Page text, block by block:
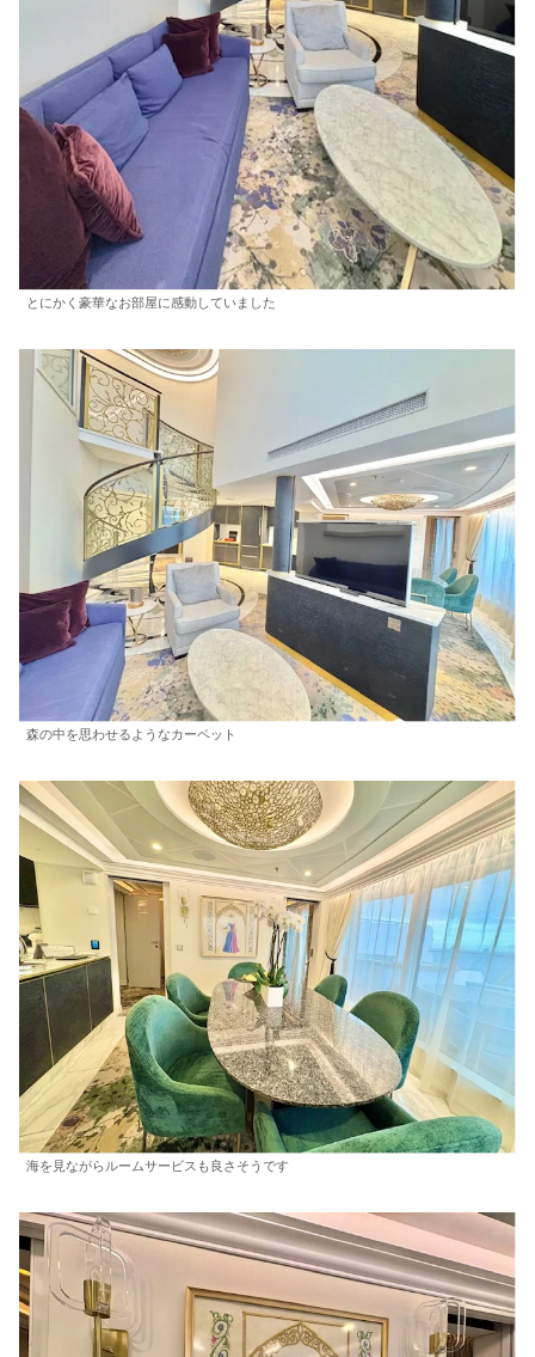
とにかく豪華なお部屋に感動していました
森の中を思わせるようなカーペット
海を見ながらルームサービスも良さそうです